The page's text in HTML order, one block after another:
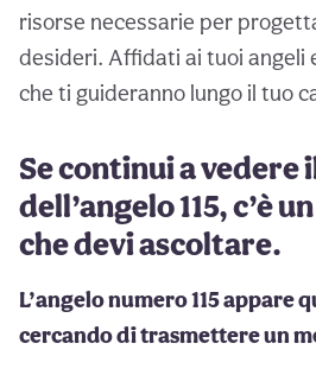
risorse necessarie per
desideri. Affidati ai tuoi angeli
che ti guideranno lungo il tuo
Se continui a vedere
dell’angelo 115, c’è
che devi ascoltare.
L’angelo numero 115 appare
cercando di trasmettere un